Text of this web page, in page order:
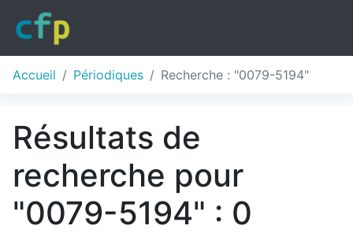
Accueil Périodiques Recherche : "0079-5194"
Résultats de
recherche pour
"0079-5194" : 0